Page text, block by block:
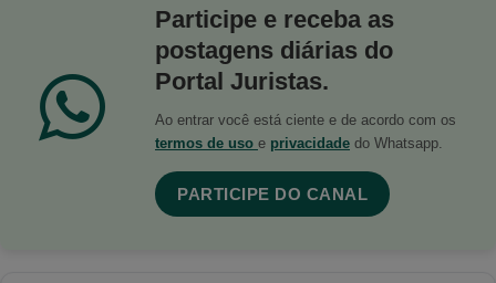
Participe e receba as
postagens diárias do
Portal Juristas.
Ao entrar você está ciente e de acordo com os
termos de uso e privacidade do Whatsapp.
PARTICIPE DO CANAL